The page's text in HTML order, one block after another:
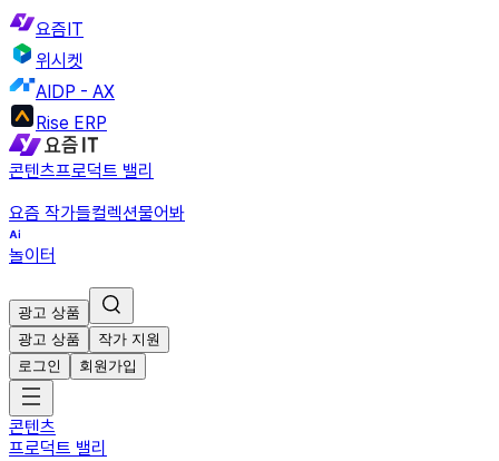
요즘IT
위시켓
AIDP - AX
Rise ERP
콘텐츠프로덕트 밸리
요즘 작가들컬렉션물어봐
놀이터
광고 상품
광고 상품
작가 지원
로그인
회원가입
콘텐츠
프로덕트 밸리